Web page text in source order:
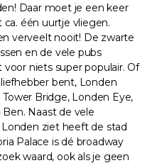
Daar moet je een keer
één uurtje vliegen.
verveelt nooit! De zwarte
en de vele pubs
niets super populair. Of
bent, Londen
Bridge, Londen Eye,
Naast de vele
ziet heeft de stad
Palace is dé broadway
waard, ook als je geen